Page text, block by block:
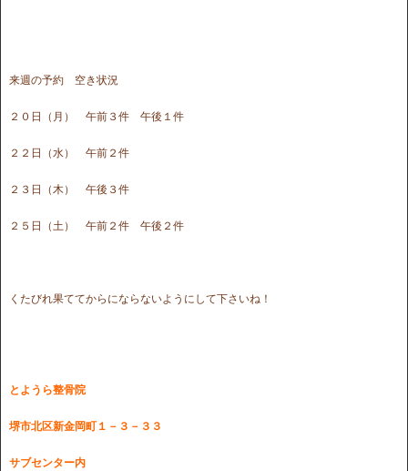
来週の予約 空き状況
２０日（月） 午前３件 午後１件
２２日（水） 午前２件
２３日（木） 午後３件
２５日（土） 午前２件 午後２件
くたびれ果ててからにならないようにして下さいね！
とようら整骨院
堺市北区新金岡町１－３－３３
サブセンター内